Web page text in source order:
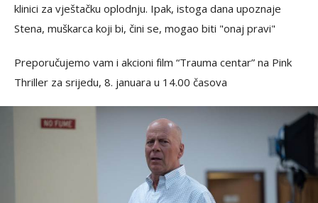
klinici za vještačku oplodnju. Ipak, istoga dana upoznaje
Stena, muškarca koji bi, čini se, mogao biti "onaj pravi"
Preporučujemo vam i akcioni film “Trauma centar” na Pink
Thriller za srijedu, 8. januara u 14.00 časova